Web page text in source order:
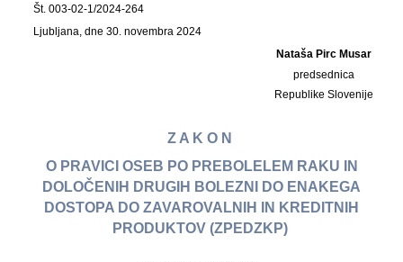
Št. 003-02-1/2024-264
Ljubljana, dne 30. novembra 2024
Nataša Pirc Musar
predsednica
Republike Slovenije
Z A K O N
O PRAVICI OSEB PO PREBOLELEM RAKU IN
DOLOČENIH DRUGIH BOLEZNI DO ENAKEGA
DOSTOPA DO ZAVAROVALNIH IN KREDITNIH
PRODUKTOV (ZPEDZKP)